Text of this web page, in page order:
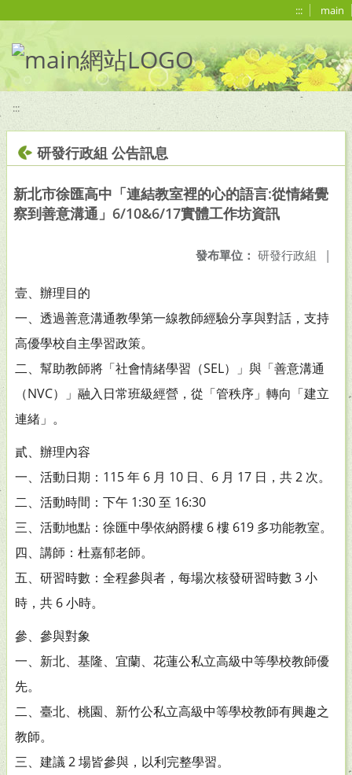
::: main
:::
研發行政組 公告訊息
新北市徐匯高中「連結教室裡的心的語言:從情緒覺
察到善意溝通」6/10&6/17實體工作坊資訊
發布單位： 研發行政組 |
壹、辦理目的
一、透過善意溝通教學第一線教師經驗分享與對話，支持
高優學校自主學習政策。
二、幫助教師將「社會情緒學習（SEL）」與「善意溝通
（NVC）」融入日常班級經營，從「管秩序」轉向「建立
連緒」。
貳、辦理內容
一、活動日期：115 年 6 月 10 日、6 月 17 日，共 2 次。
二、活動時間：下午 1:30 至 16:30
三、活動地點：徐匯中學依納爵樓 6 樓 619 多功能教室。
四、講師：杜嘉郁老師。
五、研習時數：全程參與者，每場次核發研習時數 3 小
時，共 6 小時。
參、參與對象
一、新北、基隆、宜蘭、花蓮公私立高級中等學校教師優
先。
二、臺北、桃園、新竹公私立高級中等學校教師有興趣之
教師。
三、建議 2 場皆參與，以利完整學習。